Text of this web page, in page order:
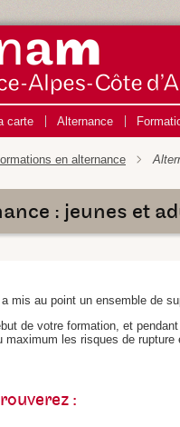
carte Alternance
en alternance
: jeunes et
a mis au point un ensemble de
de votre formation, et
maximum les risques de
: